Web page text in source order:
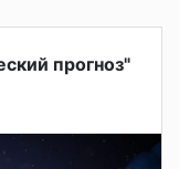
прогноз"